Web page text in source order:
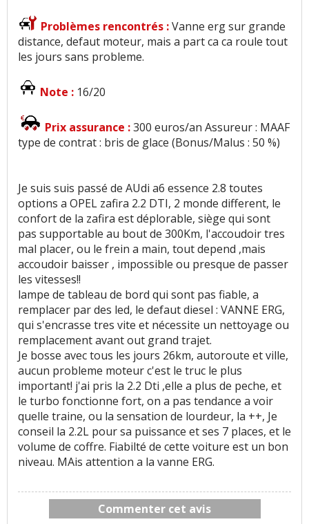
Problèmes rencontrés :Vanne erg sur grande
distance, defaut moteur, mais a part ca ca roule tout
les jours sans probleme.
Note : 16/20
Prix assurance :300 euros/an Assureur : MAAF
type de contrat : bris de glace (Bonus/Malus : 50 %)
Je suis suis passé de AUdi a6 essence 2.8 toutes
options a OPEL zafira 2.2 DTI, 2 monde different, le
confort de la zafira est déplorable, siège qui sont
pas supportable au bout de 300Km, l'accoudoir tres
mal placer, ou le frein a main, tout depend ,mais
accoudoir baisser , impossible ou presque de passer
les vitesses!!
lampe de tableau de bord qui sont pas fiable, a
remplacer par des led, le defaut diesel : VANNE ERG,
qui s'encrasse tres vite et nécessite un nettoyage ou
remplacement avant out grand trajet.
Je bosse avec tous les jours 26km, autoroute et ville,
aucun probleme moteur c'est le truc le plus
important! j'ai pris la 2.2 Dti ,elle a plus de peche, et
le turbo fonctionne fort, on a pas tendance a voir
quelle traine, ou la sensation de lourdeur, la ++, Je
conseil la 2.2L pour sa puissance et ses 7 places, et le
volume de coffre. Fiabilté de cette voiture est un bon
niveau. MAis attention a la vanne ERG.
Commenter cet avis